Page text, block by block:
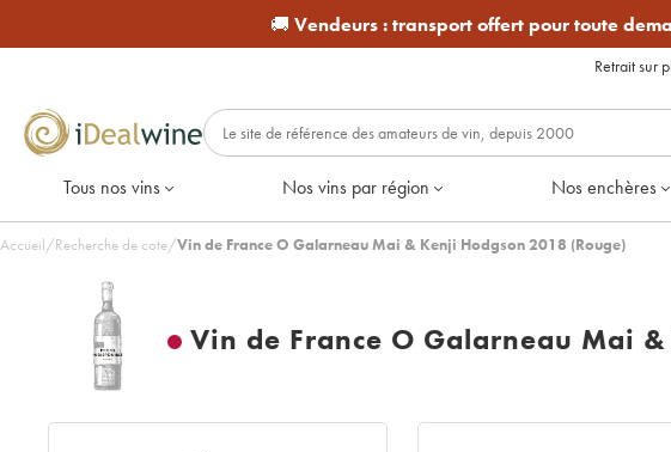
🚚 Vendeurs :transport offert pour toute
Retrait sur
Tous nos vins Nos vins par région Nos enchères
Accueil/Recherche de cote/Vin de France O Galarneau Mai & Kenji Hodgson 2018 (Rouge)
Vin de France O Galarneau Mai